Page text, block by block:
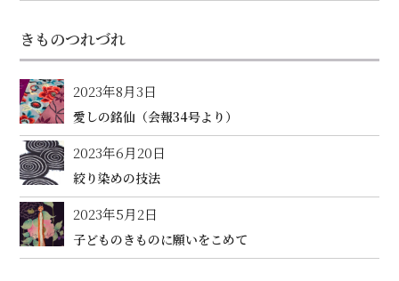
きものつれづれ
2023年8月3日
愛しの銘仙（会報34号より）
2023年6月20日
絞り染めの技法
2023年5月2日
子どものきものに願いをこめて